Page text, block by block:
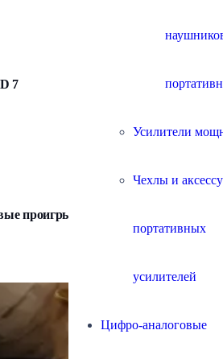
Усилители
Чехлы и
портативных
усилителей
Цифро-аналоговые
7
проигрыватели